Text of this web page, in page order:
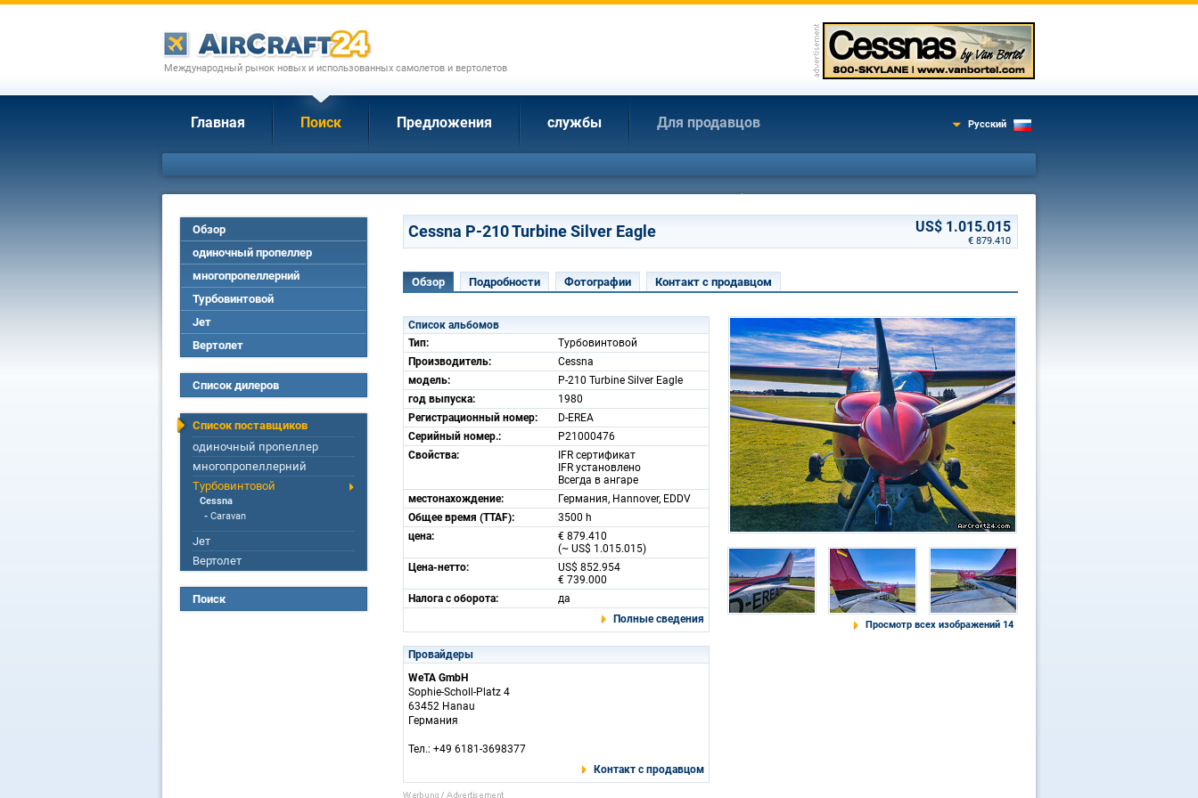
Международный рынок новых и использованных самолетов и вертолетов
Главная Поиск Предложения службы Для продавцов Русский
Обзор
одиночный пропеллер
многопропеллерний
Турбовинтовой
Jет
Вертолет
Список дилеров
Список поставщиков
одиночный пропеллер
многопропеллерний
Турбовинтовой
Cessna
- Caravan
Jет
Вертолет
Поиск
Cessna P-210 Turbine Silver Eagle US$ 1.015.015
€ 879.410
Обзор Подробности Фотографии Контакт с продавцом
Список альбомов
Тип:
Турбовинтовой
Производитель:
Cessna
модель:
P-210 Turbine Silver Eagle
год выпуска:
1980
Регистрационный номер:
D-EREA
Серийный номер.:
P21000476
Свойства:
IFR сертификат
IFR установлено
Всегда в ангаре
местонахождение:
Германия, Hannover, EDDV
Общее время (TTAF):
3500 h
цена:
€ 879.410
(~ US$ 1.015.015)
Цена-нетто:
US$ 852.954
€ 739.000
Налога с оборота:
да
Полные сведения
Провайдеры
WeTA GmbH
Sophie-Scholl-Platz 4
63452 Hanau
Германия
Тел.: +49 6181-3698377
Контакт с продавцом
Просмотр всех изображений 14